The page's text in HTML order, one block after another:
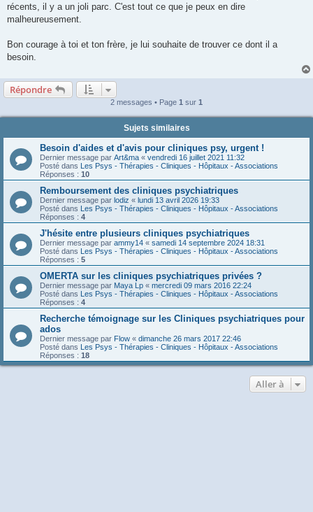
récents, il y a un joli parc. C'est tout ce que je peux en dire
malheureusement.
Bon courage à toi et ton frère, je lui souhaite de trouver ce dont il a
besoin.
Répondre
2 messages • Page 1 sur 1
Sujets similaires
Besoin d'aides et d'avis pour cliniques psy, urgent !
Dernier message par Art&ma « vendredi 16 juillet 2021 11:32
Posté dans Les Psys - Thérapies - Cliniques - Hôpitaux - Associations
Réponses : 10
Remboursement des cliniques psychiatriques
Dernier message par lodiz « lundi 13 avril 2026 19:33
Posté dans Les Psys - Thérapies - Cliniques - Hôpitaux - Associations
Réponses : 4
J'hésite entre plusieurs cliniques psychiatriques
Dernier message par ammy14 « samedi 14 septembre 2024 18:31
Posté dans Les Psys - Thérapies - Cliniques - Hôpitaux - Associations
Réponses : 5
OMERTA sur les cliniques psychiatriques privées ?
Dernier message par Maya Lp « mercredi 09 mars 2016 22:24
Posté dans Les Psys - Thérapies - Cliniques - Hôpitaux - Associations
Réponses : 4
Recherche témoignage sur les Cliniques psychiatriques pour
ados
Dernier message par Flow « dimanche 26 mars 2017 22:46
Posté dans Les Psys - Thérapies - Cliniques - Hôpitaux - Associations
Réponses : 18
Aller à